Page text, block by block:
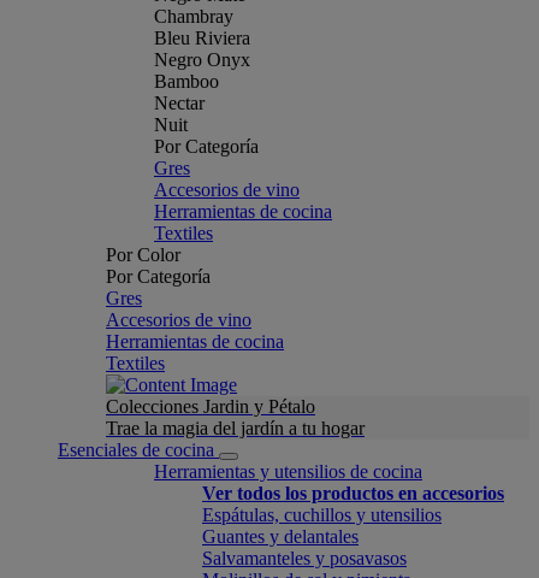
Chambray
Bleu Riviera
Negro Onyx
Bamboo
Nectar
Nuit
Por Categoría
Gres
Accesorios de vino
Herramientas de cocina
Textiles
Por Color
Por Categoría
Gres
Accesorios de vino
Herramientas de cocina
Textiles
Colecciones Jardin y Pétalo
Trae la magia del jardín a tu hogar
Esenciales de cocina
Herramientas y utensilios de cocina
Ver todos los productos en accesorios
Espátulas, cuchillos y utensilios
Guantes y delantales
Salvamanteles y posavasos